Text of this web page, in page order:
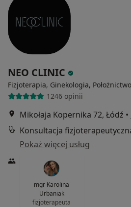
NEO CLINIC
Fizjoterapia, Ginekologia, Położnictwo
1246 opinii
Mikołaja Kopernika 72, Łódź •
Pokaż więcej usług
mgr Karolina
Urbaniak
fizjoterapeuta